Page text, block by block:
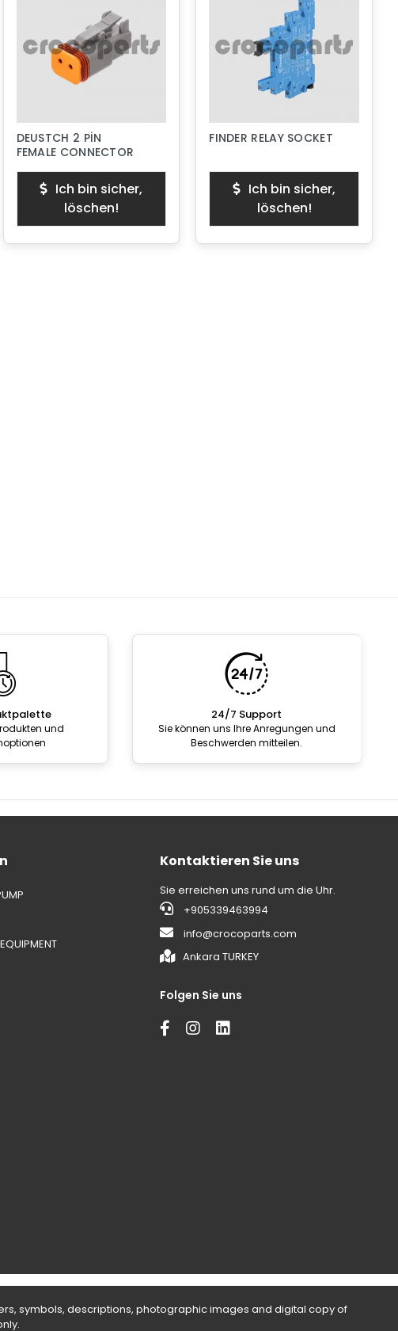
DEUSTCH 2 PİN
FEMALE CONNECTOR
Ich bin sicher,
löschen!
FINDER RELAY SOCKET
Ich bin sicher,
löschen!
und
24/7 Support
Sie können uns Ihre Anregungen und
Beschwerden mitteilen.
Kontaktieren Sie uns
Sie erreichen uns rund um die Uhr.
+905339463994
info@crocoparts.com
Ankara TURKEY
Folgen Sie uns
symbols, descriptions, photographic images and digital copy of